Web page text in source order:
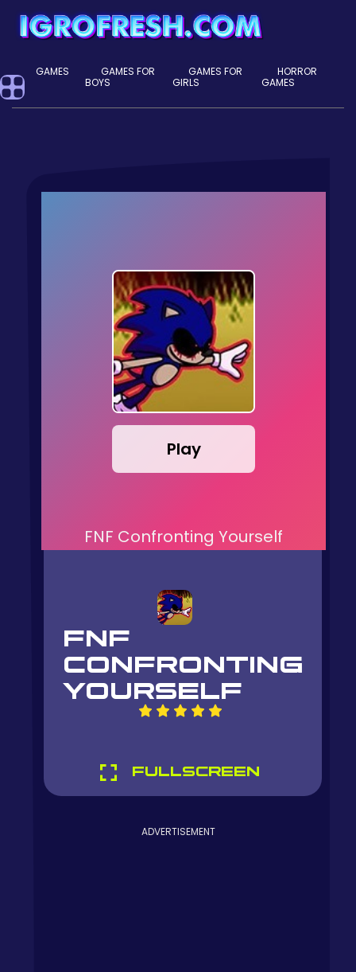
GAMES
GAMES FOR
BOYS
GAMES FOR
GIRLS
HORROR
GAMES
Play
FNF Confronting Yourself
FNF
CONFRONTING
YOURSELF
FULLSCREEN
ADVERTISEMENT